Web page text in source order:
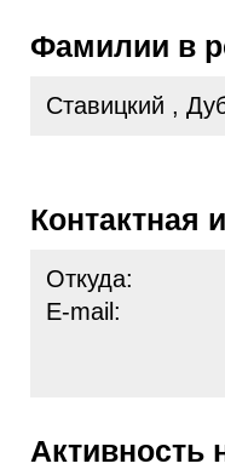
Фамилии в
Ставицкий ,
Откуда:
E-mail: